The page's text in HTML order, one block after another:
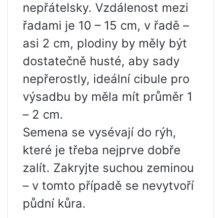
nepřátelsky. Vzdálenost mezi
řadami je 10 – 15 cm, v řadě –
asi 2 cm, plodiny by měly být
dostatečně husté, aby sady
nepřerostly, ideální cibule pro
výsadbu by měla mít průměr 1
– 2 cm.
Semena se vysévají do rýh,
které je třeba nejprve dobře
zalít. Zakryjte suchou zeminou
– v tomto případě se nevytvoří
půdní kůra.